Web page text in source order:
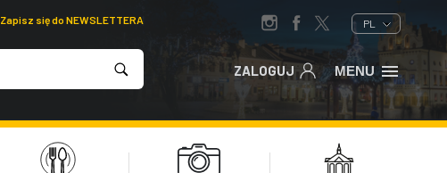
Zapisz się do NEWSLETTERA PL
ZALOGUJ MENU